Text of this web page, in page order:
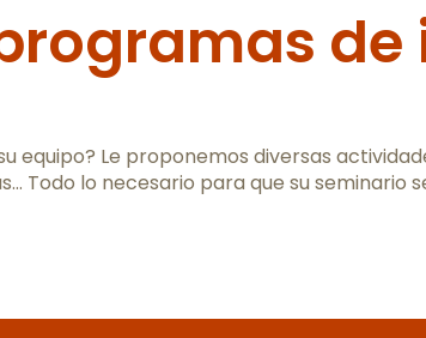
equipo? Le proponemos diversas
Todo lo necesario para que su seminario